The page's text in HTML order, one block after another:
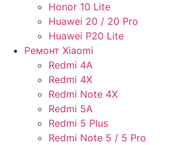
Honor 10 Lite
Huawei 20 / 20 Pro
Huawei P20 Lite
Ремонт Xiaomi
Redmi 4A
Redmi 4X
Redmi Note 4X
Redmi 5A
Redmi 5 Plus
Redmi Note 5 / 5 Pro